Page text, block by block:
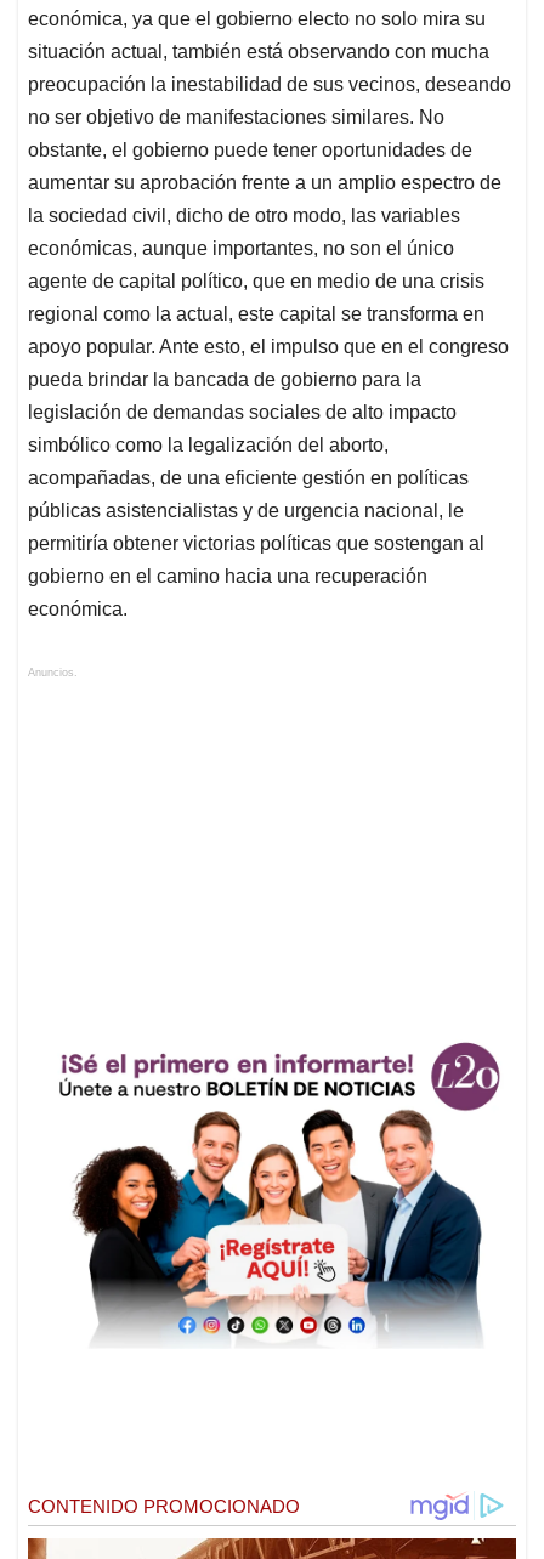
económica, ya que el gobierno electo no solo mira su
situación actual, también está observando con mucha
preocupación la inestabilidad de sus vecinos, deseando
no ser objetivo de manifestaciones similares. No
obstante, el gobierno puede tener oportunidades de
aumentar su aprobación frente a un amplio espectro de
la sociedad civil, dicho de otro modo, las variables
económicas, aunque importantes, no son el único
agente de capital político, que en medio de una crisis
regional como la actual, este capital se transforma en
apoyo popular. Ante esto, el impulso que en el congreso
pueda brindar la bancada de gobierno para la
legislación de demandas sociales de alto impacto
simbólico como la legalización del aborto,
acompañadas, de una eficiente gestión en políticas
públicas asistencialistas y de urgencia nacional, le
permitiría obtener victorias políticas que sostengan al
gobierno en el camino hacia una recuperación
económica.
Anuncios.